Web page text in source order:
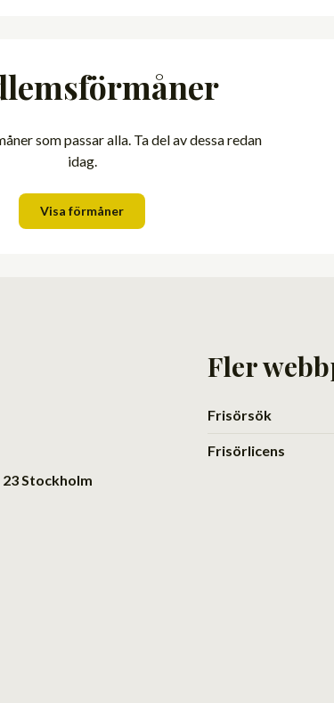
som passar alla. Ta del av dessa redan
idag.
Visa förmåner
Stockholm
Fler
Frisörsök
Frisörlicens